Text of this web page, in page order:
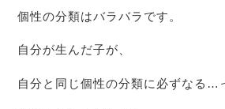
個性の分類はバラバラです。
自分が生んだ子が、
自分と同じ個性の分類に必ずなる…